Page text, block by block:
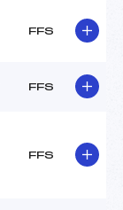
FFS
FFS
FFS